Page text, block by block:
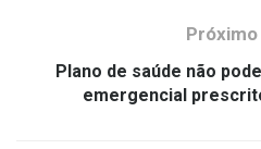
Plano de saúde não
emergencial